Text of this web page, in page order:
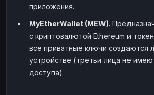
приложения.
MyEtherWallet (MEW).
с криптовалютой Ethereum и
все приватные ключи создаются
устройстве (третьи лица не
доступа).